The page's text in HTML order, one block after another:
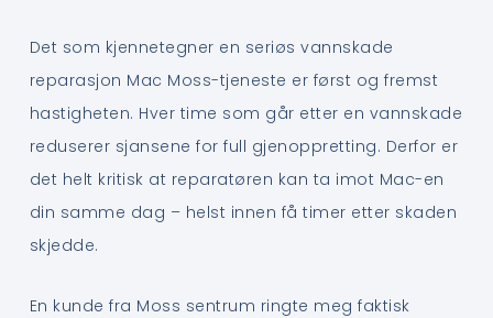
Det som kjennetegner en seriøs vannskade
reparasjon Mac Moss-tjeneste er først og fremst
hastigheten. Hver time som går etter en vannskade
reduserer sjansene for full gjenoppretting. Derfor er
det helt kritisk at reparatøren kan ta imot Mac-en
din samme dag – helst innen få timer etter skaden
skjedde.
En kunde fra Moss sentrum ringte meg faktisk